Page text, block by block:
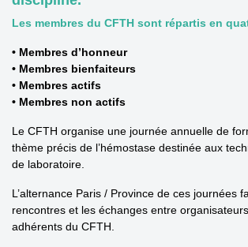
Les membres du CFTH sont répartis en
• Membres d’honneur
• Membres bienfaiteurs
• Membres actifs
• Membres non actifs
Le CFTH organise une journée annuelle de
thème précis de l’hémostase destinée aux
de laboratoire.
L’alternance Paris / Province de ces journées
rencontres et les échanges entre
adhérents du CFTH.